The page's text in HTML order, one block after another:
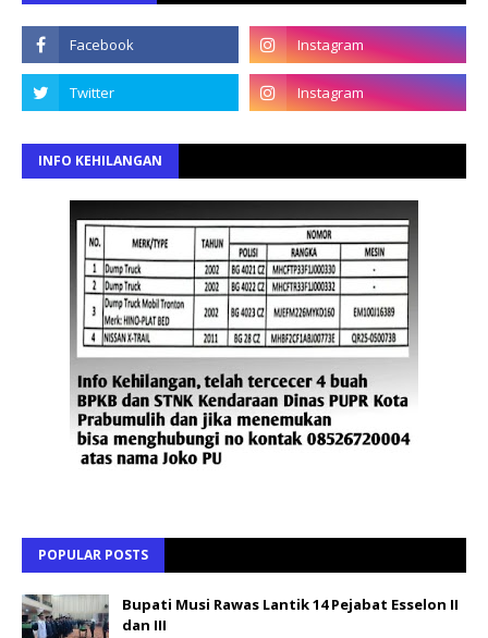
INFO KEHILANGAN
POPULAR POSTS
Bupati Musi Rawas Lantik 14 Pejabat Esselon II
dan III